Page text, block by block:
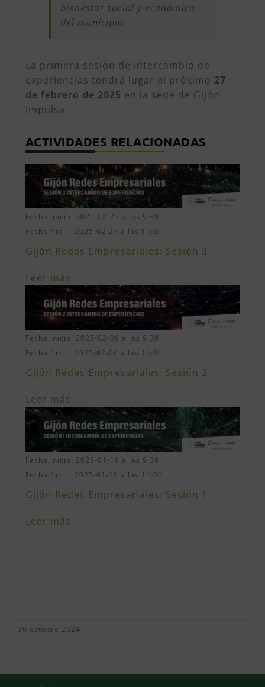
bienestar social y económico
del municipio.
La primera sesión de intercambio de
experiencias tendrá lugar el próximo 27
de febrero de 2025 en la sede de Gijón
Impulsa
ACTIVIDADES RELACIONADAS
Fecha inicio: 2025-02-27 a las 9:30
Fecha fin: 2025-02-27 a las 11:00
Gijón Redes Empresariales: Sesión 3
Leer más
Fecha inicio: 2025-02-06 a las 9:30
Fecha fin: 2025-02-06 a las 11:00
Gijón Redes Empresariales: Sesión 2
Leer más
Fecha inicio: 2025-01-16 a las 9:30
Fecha fin: 2025-01-16 a las 11:00
Gijón Redes Empresariales: Sesión 1
Leer más
30 octubre 2024